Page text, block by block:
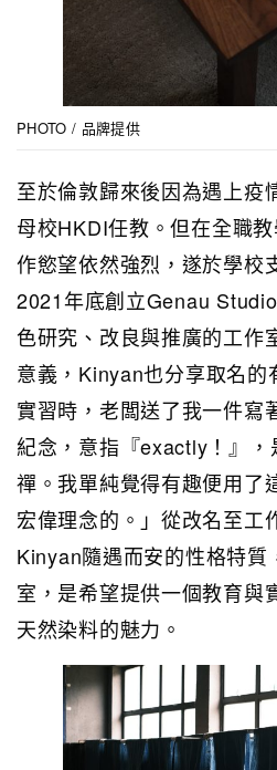
PHOTO / 品牌提供
至於倫敦歸來後因為遇上疫
母校HKDI任教。但在全職
作慾望依然強烈，遂於學校
2021年底創立Genau
色研究、改良與推廣的工作
意義，Kinyan也分享取名的
實習時，老闆送了我一件寫
紀念，意指『exactly！』
禪。我單純覺得有趣便用了
宏偉理念的。」從改名至工
Kinyan隨遇而安的性格特質
室，是希望提供一個教育與
天然染料的魅力。